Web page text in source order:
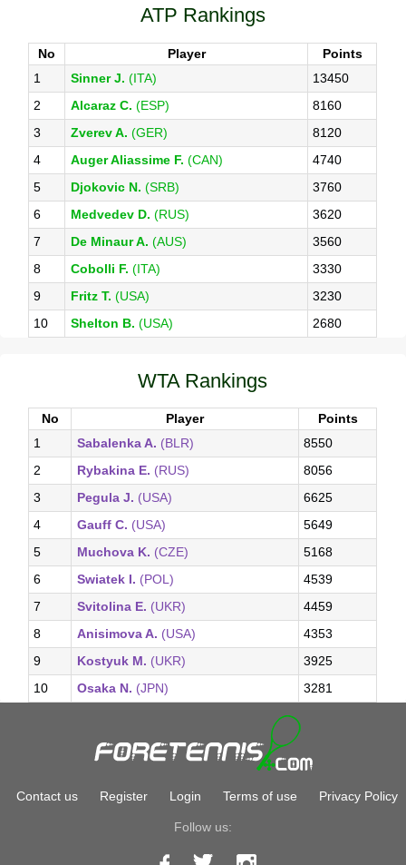
ATP Rankings
No Player
Points
1
Sinner J. (ITA)
13450
2
Alcaraz C. (ESP)
8160
3
Zverev A. (GER)
8120
4
Auger Aliassime F. (CAN)
4740
5
Djokovic N. (SRB)
3760
6
Medvedev D. (RUS)
3620
7
De Minaur A. (AUS)
3560
8
Cobolli F. (ITA)
3330
9
Fritz T. (USA)
3230
10
Shelton B. (USA) 2680
WTA Rankings
No Player
Points
1
Sabalenka A. (BLR)
8550
2
Rybakina E. (RUS)
8056
3
Pegula J. (USA)
6625
4
Gauff C. (USA)
5649
5
Muchova K. (CZE)
5168
6
Swiatek I. (POL)
4539
7
Svitolina E. (UKR)
4459
8
Anisimova A. (USA)
4353
9
Kostyuk M. (UKR)
3925
10
Osaka N. (JPN) 3281
Contact us Register Login Terms of use Privacy Policy
Follow us: